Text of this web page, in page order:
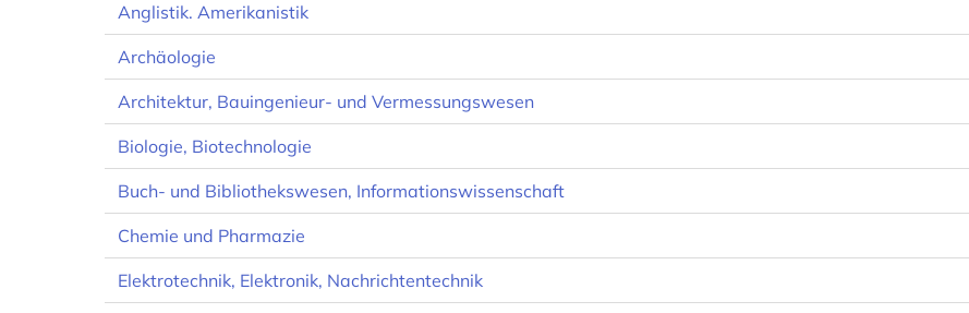
Anglistik. Amerikanistik
Archäologie
Architektur, Bauingenieur- und Vermessungswesen
Biologie, Biotechnologie
Buch- und Bibliothekswesen, Informationswissenschaft
Chemie und Pharmazie
Elektrotechnik, Elektronik, Nachrichtentechnik